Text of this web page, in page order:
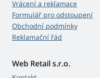
Vrácení a reklamace
Formulář pro odstoupení
Obchodní podmínky
Reklamační řád
Web Retail s.r.o.